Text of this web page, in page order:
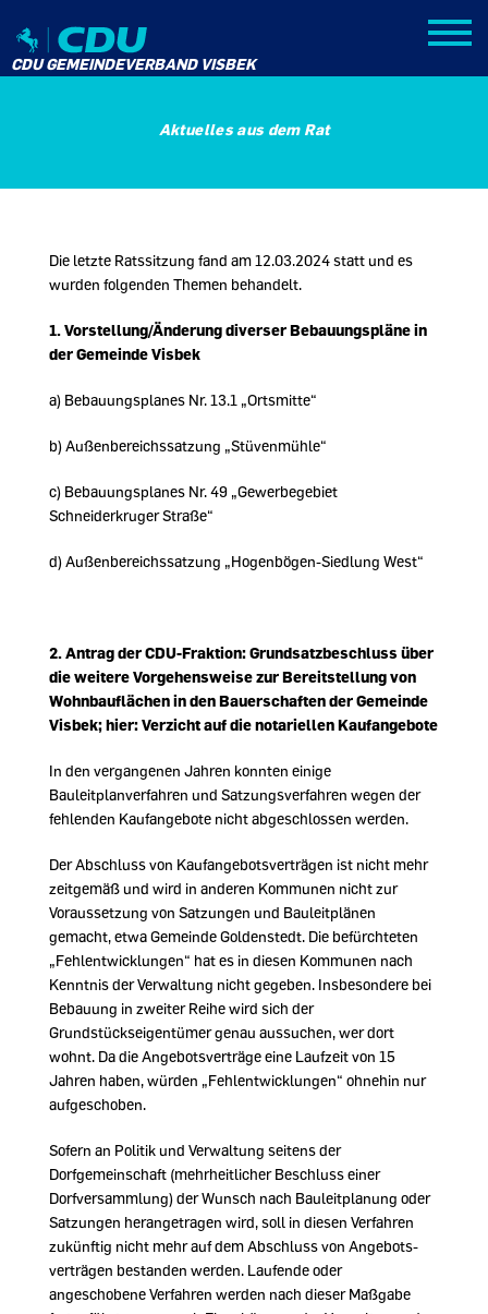
CDU GEMEINDEVERBAND VISBEK
Aktuelles aus dem Rat
Die letzte Ratssitzung fand am 12.03.2024 statt und es
wurden folgenden Themen behandelt.
1.Vorstellung/Änderung diverser Bebauungspläne in
der Gemeinde Visbek
a) Bebauungsplanes Nr. 13.1 „Ortsmitte“
b) Außenbereichssatzung „Stüvenmühle“
c) Bebauungsplanes Nr. 49 „Gewerbegebiet
Schneiderkruger Straße“
d) Außenbereichssatzung „Hogenbögen-Siedlung West“
2.Antrag der CDU-Fraktion: Grundsatzbeschluss über
die weitere Vorgehensweise zur Bereitstellung von
Wohnbauflächen in den Bauerschaften der Gemeinde
Visbek; hier: Verzicht auf die notariellen Kaufangebote
In den vergangenen Jahren konnten einige
Bauleitplanverfahren und Satzungsverfahren wegen der
fehlenden Kaufangebote nicht abgeschlossen werden.
Der Abschluss von Kaufangebotsverträgen ist nicht mehr
zeitgemäß und wird in anderen Kommunen nicht zur
Voraussetzung von Satzungen und Bauleitplänen
gemacht, etwa Gemeinde Goldenstedt. Die befürchteten
Fehlentwicklungen“ hat es in diesen Kommunen nach
Kenntnis der Verwaltung nicht gegeben. Insbesondere bei
Bebauung in zweiter Reihe wird sich der
Grundstückseigentümer genau aussuchen, wer dort
wohnt. Da die Angebotsverträge eine Laufzeit von 15
Jahren haben, würden „Fehlentwicklungen“ ohnehin nur
aufgeschoben.
Sofern an Politik und Verwaltung seitens der
Dorfgemeinschaft (mehrheitlicher Beschluss einer
Dorfversammlung) der Wunsch nach Bauleitplanung oder
Satzungen herangetragen wird, soll in diesen Verfahren
zukünftig nicht mehr auf dem Abschluss von Angebots-
verträgen bestanden werden. Laufende oder
angeschobene Verfahren werden nach dieser Maßgabe